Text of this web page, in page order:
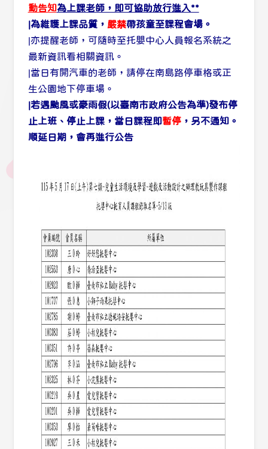
動告知為上課老師，即可協助放行進入**
|為維護上課品質， 嚴禁帶孩童至課程會場。
|亦提醒老師，可隨時至托嬰中心人員報名系統之
最新資訊看相關資訊。
|當日有開汽車的老師，請停在南島路停車格或正
生公園地下停車場。
|若遇颱風或豪雨假(以臺南市政府公告為準)發布停
止上班、停止上課，當日課程即暫停，另不通知。
順延日期，會再進行公告